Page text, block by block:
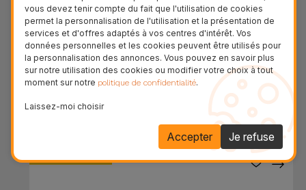
Kit de Réparation pour Smartphone
39,95 €
vous devez tenir compte du fait que l'utilisation de cookies
permet la personnalisation de l'utilisation et la présentation de
services et d'offres adaptés à vos centres d'intérêt. Vos
données personnelles et les cookies peuvent être utilisés pour
la personnalisation des annonces. Vous pouvez en savoir plus
sur notre utilisation des cookies ou modifier votre choix à tout
moment sur notre politique de confidentialité.
Laissez-moi choisir
Je refuse
Accepter